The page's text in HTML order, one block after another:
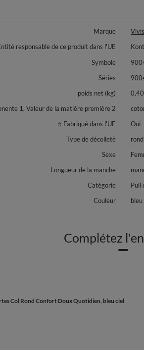
Marque
responsable de ce produit dans l'UE
Symbole
Séries
poids net (kg)
1, Valeur de la matière première 2
⭐ Fabriqué dans l'UE
Oui
Type de décolleté
rond
Sexe
Longueur de la manche
Catégorie
Pull
Couleur
bleu
Complétez
Col Rond Confort Doux Quotidien, bleu ciel